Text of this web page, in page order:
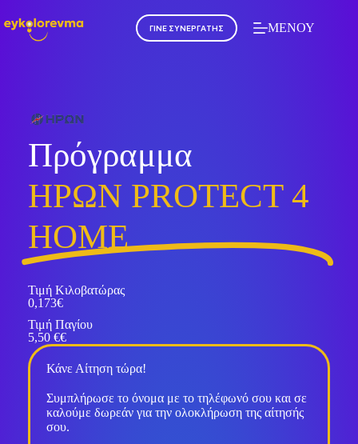
ΓΙΝΕ ΣΥΝΕΡΓΑΤΗΣ ΜΕΝΟΥ
Πρόγραμμα
ΗΡΩΝ PROTECT 4
HOME
Τιμή Κιλοβατώρας
0,173€
Τιμή Παγίου
5,50 €€
Κάνε Αίτηση τώρα!
Συμπλήρωσε το όνομα με το τηλέφωνό σου και σε
καλούμε δωρεάν για την ολοκλήρωση της αίτησής
σου.